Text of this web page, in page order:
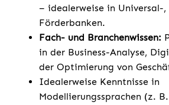
– idealerweise in Universal-,
Förderbanken.
Fach- und Branchenwissen:
in der Business-Analyse,
der Optimierung von
Idealerweise Kenntnisse in
Modellierungssprachen (z.